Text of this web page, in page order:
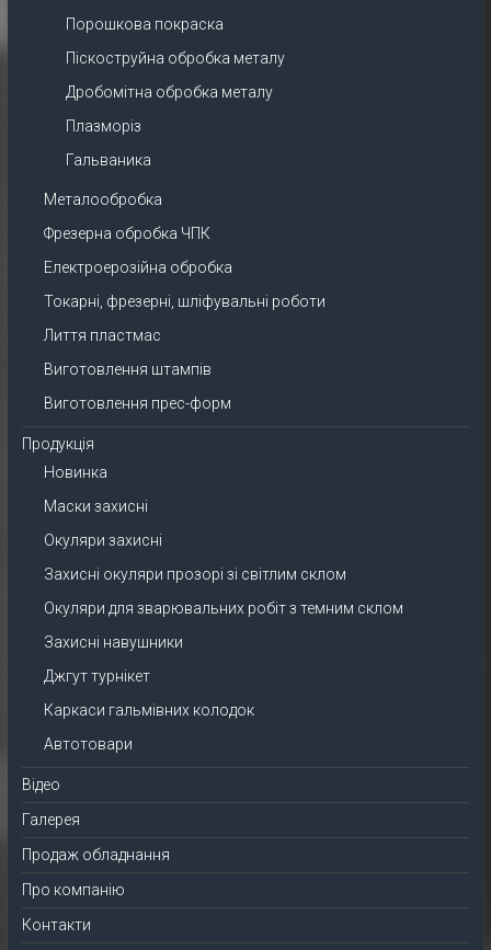
Порошкова покраска
Піскоструйна обробка металу
Дробомітна обробка металу
Плазморіз
Гальваника
Металообробка
Фрезерна обробка ЧПК
Електроерозійна обробка
Токарні, фрезерні, шліфувальні роботи
Лиття пластмас
Виготовлення штампів
Виготовлення прес-форм
Продукція
Новинка
Маски захисні
Окуляри захисні
Захисні окуляри прозорі зі світлим склом
Окуляри для зварювальних робіт з темним склом
Захисні навушники
Джгут турнікет
Каркаси гальмівних колодок
Автотовари
Відео
Галерея
Продаж обладнання
Про компанію
Контакти